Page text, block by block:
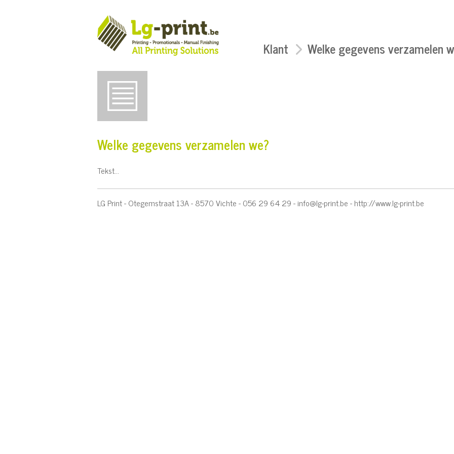
Klant Welke gegevens verzamelen
Welke gegevens verzamelen we?
Tekst...
LG Print - Otegemstraat 13A - 8570 Vichte - 056 29 64 29 -info@lg-print.be-http://www.lg-print.be